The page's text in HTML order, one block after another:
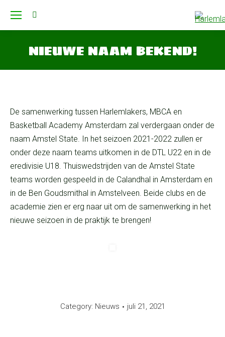
Search:
NIEUWE NAAM BEKEND!
De samenwerking tussen Harlemlakers, MBCA en
Basketball Academy Amsterdam zal verdergaan onder de
naam Amstel State. In het seizoen 2021-2022 zullen er
onder deze naam teams uitkomen in de DTL U22 en in de
eredivisie U18. Thuiswedstrijden van de Amstel State
teams worden gespeeld in de Calandhal in Amsterdam en
in de Ben Goudsmithal in Amstelveen. Beide clubs en de
academie zien er erg naar uit om de samenwerking in het
nieuwe seizoen in de praktijk te brengen!
Category: Nieuws juli 21, 2021